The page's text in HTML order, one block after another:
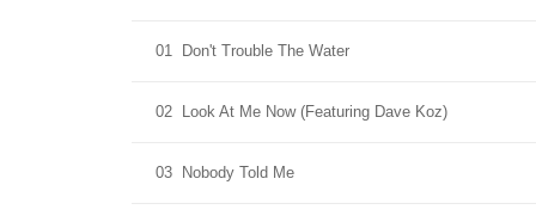
01 Don't Trouble The Water
02 Look At Me Now (Featuring Dave Koz)
03 Nobody Told Me